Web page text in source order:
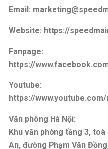
Email:
Website: https://
Fanpage:
https://
Youtube:
https://
Văn phòng Hà Nội:
Khu văn phòng tầng 3, toà
An, đường Phạm Văn